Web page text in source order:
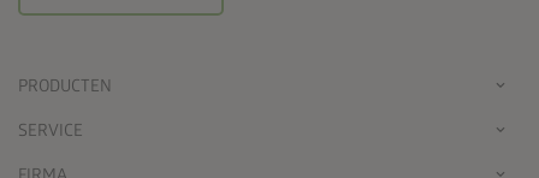
PRODUCTEN
SERVICE